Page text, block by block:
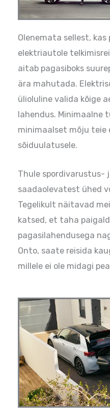
Olenemata sellest,
elektriautole
aitab pagasiboks
ära mahutada.
ülioluline valida kõige
lahendus. Minimaalne
minimaalset mõju teie
sõiduulatusele.
Thule spordivarustus-
saadaolevatest ühed
Tegelikult näitavad
katsed, et taha
pagasilahendusega
Onto, saate reisida
millele ei ole midagi